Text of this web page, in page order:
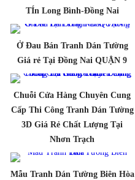
TÍn Long Bình-Đồng Nai
Ở Đau Bán Tranh Dán Tường
Giá rẻ Tại Đồng Nai QUẬN 9
Chuỗi Cửa Hàng Chuyên Cung
Cấp Thi Công Tranh Dán Tường
3D Giá Rẻ Chất Lượng Tại
Nhơn Trạch
Mẫu Tranh Dán Tường Biên Hòa